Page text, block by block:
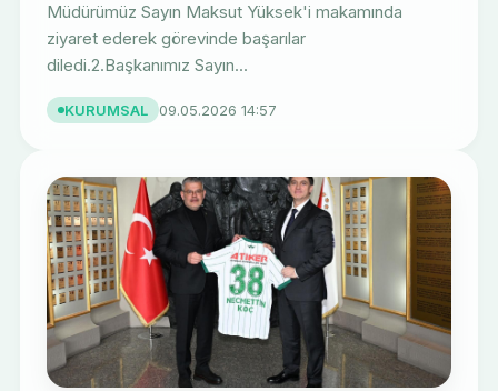
Müdürümüz Sayın Maksut Yüksek'i makamında
ziyaret ederek görevinde başarılar
diledi.2.Başkanımız Sayın...
KURUMSAL 09.05.2026 14:57